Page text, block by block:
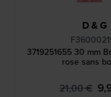
D & G
3719251655 30 mm
rose sans
21,00 €